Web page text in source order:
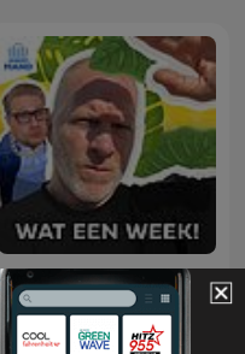
Wat een Week!